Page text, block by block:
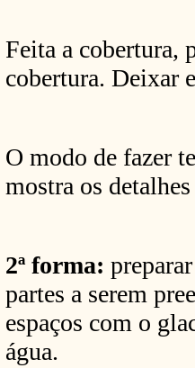
Feita a cobertura,
cobertura. Deixar
O modo de fazer
mostra os
2ª forma:
partes a serem
espaços com o
água.